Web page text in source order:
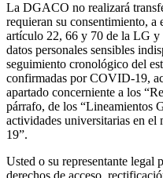
La DGACO no realizará
requieran su consentimiento, a
artículo 22, 66 y 70 de la LG
datos personales sensibles
seguimiento cronológico del
confirmadas por COVID-19,
apartado concerniente a los
párrafo, de los “Lineamientos
actividades universitarias en
19”.
Usted o su representante legal